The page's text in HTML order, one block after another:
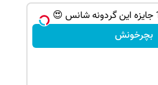
بچرخونش